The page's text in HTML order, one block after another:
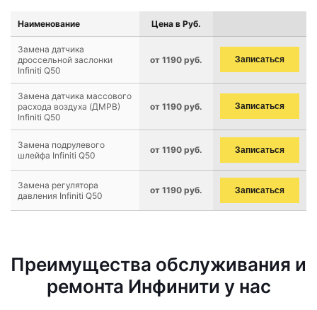
Наименование Цена в Руб.
Замена датчика
дроссельной заслонки
Infiniti Q50
от 1190 руб. Записаться
Замена датчика массового
расхода воздуха (ДМРВ)
Infiniti Q50
от 1190 руб. Записаться
Замена подрулевого
шлейфа Infiniti Q50
от 1190 руб. Записаться
Замена регулятора
давления Infiniti Q50
от 1190 руб. Записаться
Преимущества обслуживания и
ремонта Инфинити у нас